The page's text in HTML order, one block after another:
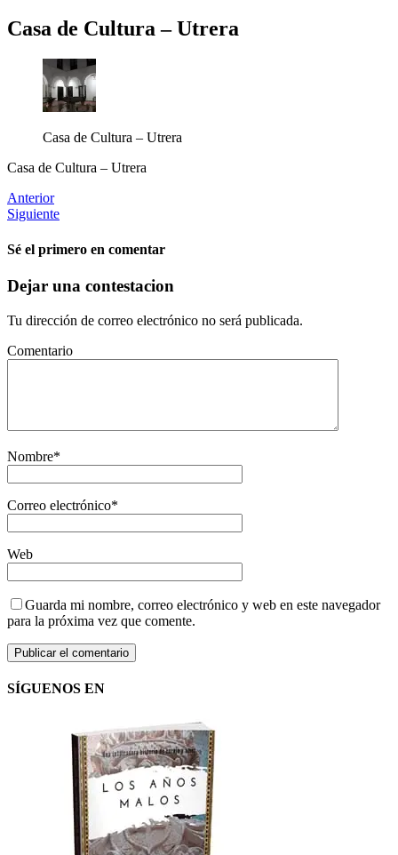
Casa de Cultura – Utrera
Casa de Cultura – Utrera
Casa de Cultura – Utrera
Anterior
Siguiente
Sé el primero en comentar
Dejar una contestacion
Tu dirección de correo electrónico no será publicada.
Comentario
Nombre*
Correo electrónico*
Web
Guarda mi nombre, correo electrónico y web en este navegador
para la próxima vez que comente.
SÍGUENOS EN